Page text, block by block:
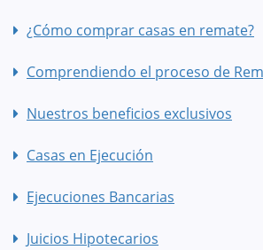
¿Cómo comprar casas en remate?
Comprendiendo el proceso de
Nuestros beneficios exclusivos
Casas en Ejecución
Ejecuciones Bancarias
Juicios Hipotecarios